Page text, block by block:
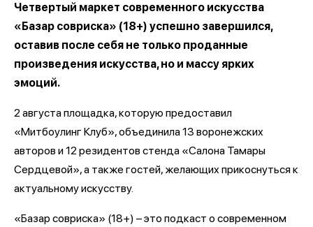
Четвертый маркет современного искусства
«Базар совриска» (18+) успешно завершился,
оставив после себя не только проданные
произведения искусства, но и массу ярких
эмоций.
2 августа площадка, которую предоставил
«Митбоулинг Клуб», объединила 13 воронежских
авторов и 12 резидентов стенда «Салона Тамары
Сердцевой», а также гостей, желающих прикоснуться к
актуальному искусству.
«Базар совриска» (18+) – это подкаст о современном